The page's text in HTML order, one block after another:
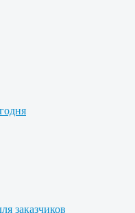
заказчиков